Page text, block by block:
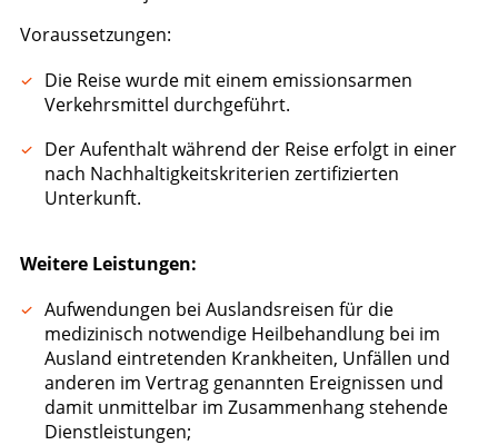
Voraussetzungen:
Die Reise wurde mit einem emissionsarmen
Verkehrsmittel durchgeführt.
Der Aufenthalt während der Reise erfolgt in einer
nach Nachhaltigkeitskriterien zertifizierten
Unterkunft.
Weitere Leistungen:
Aufwendungen bei Auslandsreisen für die
medizinisch notwendige Heilbehandlung bei im
Ausland eintretenden Krankheiten, Unfällen und
anderen im Vertrag genannten Ereignissen und
damit unmittelbar im Zusammenhang stehende
Dienstleistungen;